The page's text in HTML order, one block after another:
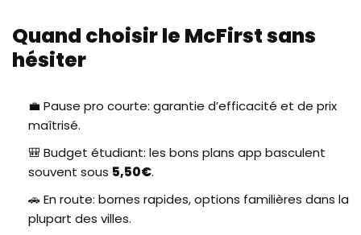
Quand choisir le McFirst sans
hésiter
💼 Pause pro courte: garantie d’efficacité et de prix
maîtrisé.
🎒 Budget étudiant: les bons plans app basculent
souvent sous 5,50€.
🚗 En route: bornes rapides, options familières dans la
plupart des villes.